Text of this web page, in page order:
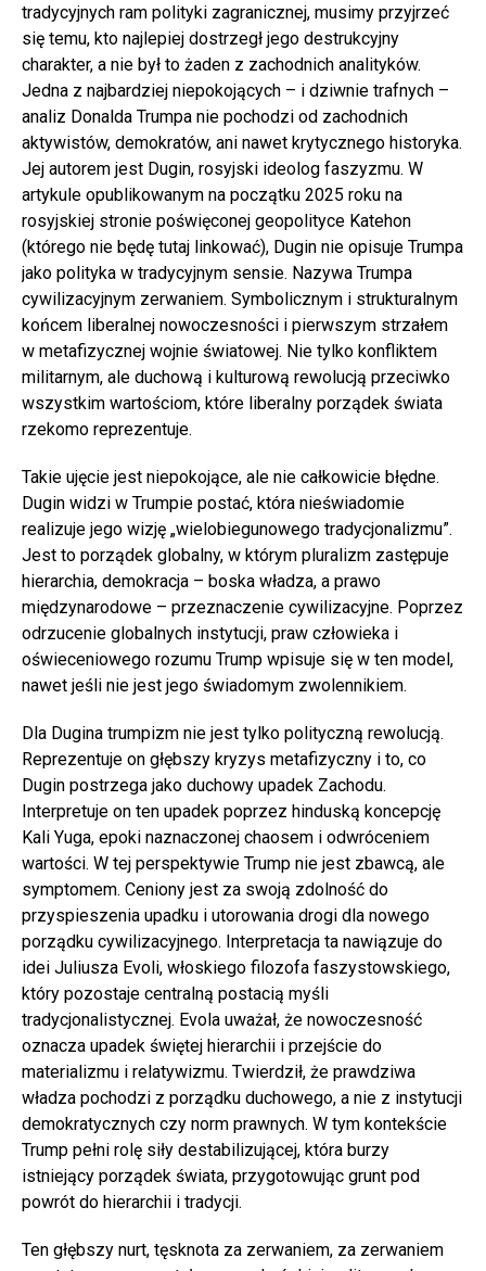
tradycyjnych ram polityki zagranicznej, musimy przyjrzeć
się temu, kto najlepiej dostrzegł jego destrukcyjny
charakter, a nie był to żaden z zachodnich analityków.
Jedna z najbardziej niepokojących – i dziwnie trafnych –
analiz Donalda Trumpa nie pochodzi od zachodnich
aktywistów, demokratów, ani nawet krytycznego historyka.
Jej autorem jest Dugin, rosyjski ideolog faszyzmu. W
artykule opublikowanym na początku 2025 roku na
rosyjskiej stronie poświęconej geopolityce Katehon
(którego nie będę tutaj linkować), Dugin nie opisuje Trumpa
jako polityka w tradycyjnym sensie. Nazywa Trumpa
cywilizacyjnym zerwaniem. Symbolicznym i strukturalnym
końcem liberalnej nowoczesności i pierwszym strzałem
w metafizycznej wojnie światowej. Nie tylko konfliktem
militarnym, ale duchową i kulturową rewolucją przeciwko
wszystkim wartościom, które liberalny porządek świata
rzekomo reprezentuje.
Takie ujęcie jest niepokojące, ale nie całkowicie błędne.
Dugin widzi w Trumpie postać, która nieświadomie
realizuje jego wizję „wielobiegunowego tradycjonalizmu”.
Jest to porządek globalny, w którym pluralizm zastępuje
hierarchia, demokracja – boska władza, a prawo
międzynarodowe – przeznaczenie cywilizacyjne. Poprzez
odrzucenie globalnych instytucji, praw człowieka i
oświeceniowego rozumu Trump wpisuje się w ten model,
nawet jeśli nie jest jego świadomym zwolennikiem.
Dla Dugina trumpizm nie jest tylko polityczną rewolucją.
Reprezentuje on głębszy kryzys metafizyczny i to, co
Dugin postrzega jako duchowy upadek Zachodu.
Interpretuje on ten upadek poprzez hinduską koncepcję
Kali Yuga, epoki naznaczonej chaosem i odwróceniem
wartości. W tej perspektywie Trump nie jest zbawcą, ale
symptomem. Ceniony jest za swoją zdolność do
przyspieszenia upadku i utorowania drogi dla nowego
porządku cywilizacyjnego. Interpretacja ta nawiązuje do
idei Juliusza Evoli, włoskiego filozofa faszystowskiego,
który pozostaje centralną postacią myśli
tradycjonalistycznej. Evola uważał, że nowoczesność
oznacza upadek świętej hierarchii i przejście do
materializmu i relatywizmu. Twierdził, że prawdziwa
władza pochodzi z porządku duchowego, a nie z instytucji
demokratycznych czy norm prawnych. W tym kontekście
Trump pełni rolę siły destabilizującej, która burzy
istniejący porządek świata, przygotowując grunt pod
powrót do hierarchii i tradycji.
Ten głębszy nurt, tęsknota za zerwaniem, za zerwaniem